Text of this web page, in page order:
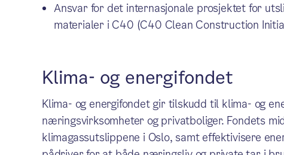
Ansvar for det internasjonale prosjektet for
materialer i C40 (C40 Clean Construction
Klima- og energifondet
Klima- og energifondet gir tilskudd til klima- og
næringsvirksomheter og privatboliger. Fondets
klimagassutslippene i Oslo, samt effektivisere